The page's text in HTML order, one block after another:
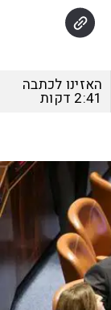
האזינו לכתבה
2:41 דקות